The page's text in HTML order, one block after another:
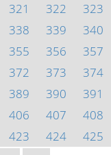
321 322 323
338 339 340
355 356 357
372 373 374
389 390 391
406 407 408
423 424 425